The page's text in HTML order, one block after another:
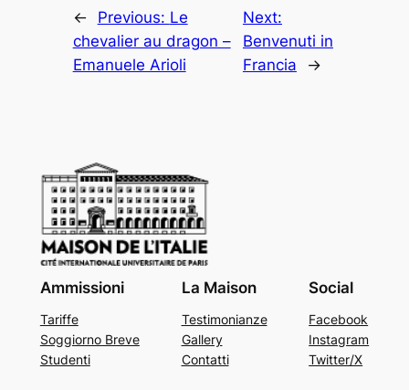
← Previous: Le
chevalier au dragon –
Emanuele Arioli
Next:
Benvenuti in
Francia
→
Ammissioni
Tariffe
Soggiorno Breve
Studenti
La Maison
Testimonianze
Gallery
Contatti
Social
Facebook
Instagram
Twitter/X